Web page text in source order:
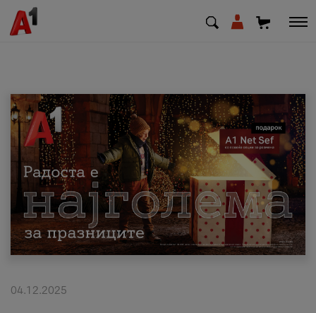
МК EN SQ
Приватни Деловни
Поддршка
Надополни кредит
04.12.2025